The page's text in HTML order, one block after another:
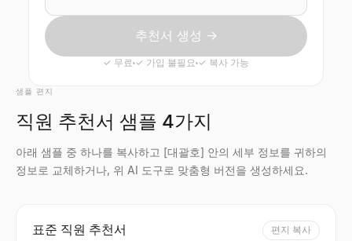
추천서 생성 →
✓ 무료 ✓ 가입 불필요 ✓ 복사 가능
샘플 편지
직원 추천서 샘플 4가지
아래 샘플 중 하나를 복사하고 [대괄호] 안의 세부 정보를 귀하의
정보로 교체하거나, 위 AI 도구로 맞춤형 버전을 생성하세요.
표준 직원 추천서 편지 복사